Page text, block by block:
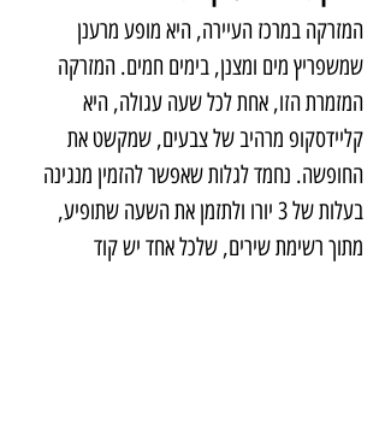
המזרקה במרכז העיירה, היא מופע מרענן
שמשפריץ מים ומצנן, בימים חמים. המזרקה
המזמרת הזו, אחת לכל שעה עגולה, היא
קליידסקופ מרהיב של צבעים, שמקשט את
החופשה. נחמד לגלות שאפשר להזמין מנגינה
בעלות של 3 יורו ולתזמן את השעה שתופיע,
מתוך רשימת שירים, שלכל אחד יש קוד